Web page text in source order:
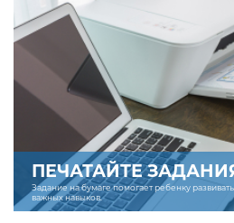
ПЕЧАТАЙТЕ
Задание на бумаге помогает ребенку
важных навыков.